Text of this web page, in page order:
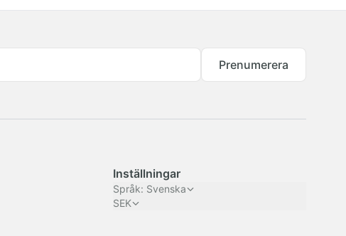
Prenumerera
Inställningar
Språk: Svenska
SEK